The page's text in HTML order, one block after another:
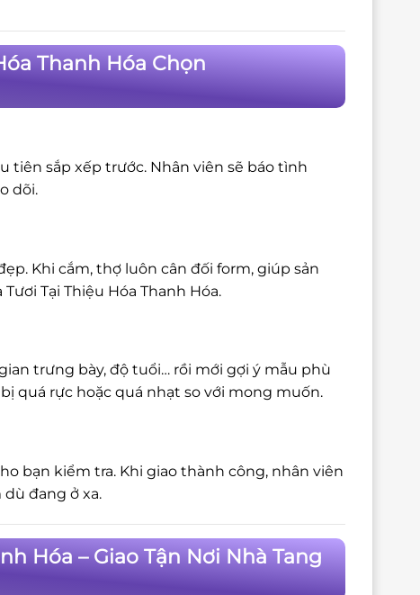
Thanh Hóa Chọn
tiên sắp xếp trước. Nhân viên sẽ báo tình
dõi.
Khi cắm, thợ luôn cân đối form, giúp sản
Tại Thiệu Hóa Thanh Hóa.
trưng bày, độ tuổi… rồi mới gợi ý mẫu phù
quá rực hoặc quá nhạt so với mong muốn.
bạn kiểm tra. Khi giao thành công, nhân viên
đang ở xa.
Hóa – Giao Tận Nơi Nhà Tang